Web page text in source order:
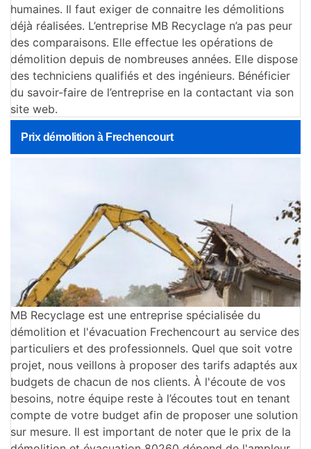
humaines. Il faut exiger de connaitre les démolitions
déjà réalisées. L’entreprise MB Recyclage n’a pas peur
des comparaisons. Elle effectue les opérations de
démolition depuis de nombreuses années. Elle dispose
des techniciens qualifiés et des ingénieurs. Bénéficier
du savoir-faire de l’entreprise en la contactant via son
site web.
Prix démolition à Frechencourt
MB Recyclage est une entreprise spécialisée du
démolition et l'évacuation Frechencourt au service des
particuliers et des professionnels. Quel que soit votre
projet, nous veillons à proposer des tarifs adaptés aux
budgets de chacun de nos clients. À l'écoute de vos
besoins, notre équipe reste à l’écoutes tout en tenant
compte de votre budget afin de proposer une solution
sur mesure. Il est important de noter que le prix de la